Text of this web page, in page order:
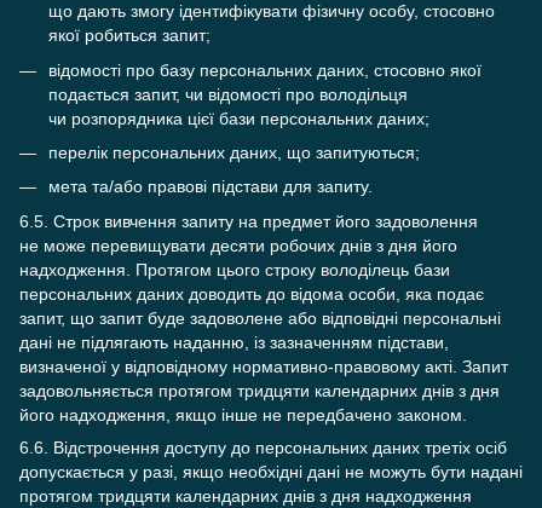
що дають змогу ідентифікувати фізичну особу, стосовно
якої робиться запит;
відомості про базу персональних даних, стосовно якої
подається запит, чи відомості про володільця
чи розпорядника цієї бази персональних даних;
перелік персональних даних, що запитуються;
мета та/або правові підстави для запиту.
6.5. Строк вивчення запиту на предмет його задоволення
не може перевищувати десяти робочих днів з дня його
надходження. Протягом цього строку володілець бази
персональних даних доводить до відома особи, яка подає
запит, що запит буде задоволене або відповідні персональні
дані не підлягають наданню, із зазначенням підстави,
визначеної у відповідному нормативно-правовому акті. Запит
задовольняється протягом тридцяти календарних днів з дня
його надходження, якщо інше не передбачено законом.
6.6. Відстрочення доступу до персональних даних третіх осіб
допускається у разі, якщо необхідні дані не можуть бути надані
протягом тридцяти календарних днів з дня надходження